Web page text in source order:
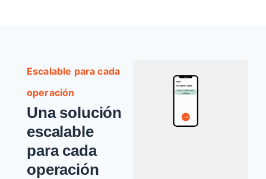
Escalable para cada
operación
Una solución
escalable
para cada
operación